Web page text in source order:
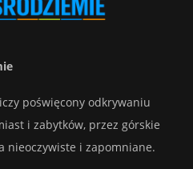
poświęcony odkrywaniu
i zabytków, przez górskie
nieoczywiste i zapomniane.